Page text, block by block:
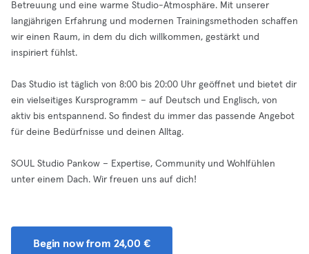
Betreuung und eine warme Studio-Atmosphäre. Mit unserer
langjährigen Erfahrung und modernen Trainingsmethoden schaffen
wir einen Raum, in dem du dich willkommen, gestärkt und
inspiriert fühlst.
Das Studio ist täglich von 8:00 bis 20:00 Uhr geöffnet und bietet dir
ein vielseitiges Kursprogramm – auf Deutsch und Englisch, von
aktiv bis entspannend. So findest du immer das passende Angebot
für deine Bedürfnisse und deinen Alltag.
SOUL Studio Pankow – Expertise, Community und Wohlfühlen
unter einem Dach. Wir freuen uns auf dich!
Begin now from 24,00 €